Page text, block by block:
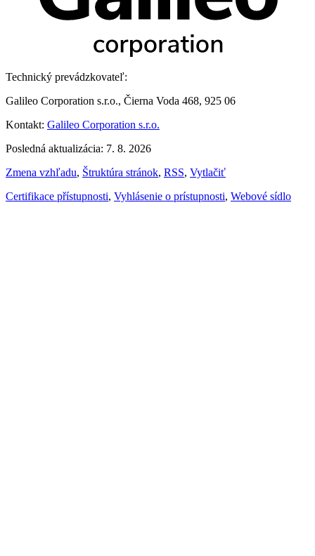
Technický prevádzkovateľ:
Galileo Corporation s.r.o., Čierna Voda 468, 925 06
Kontakt: Galileo Corporation s.r.o.
Posledná aktualizácia: 7. 8. 2026
Zmena vzhľadu, Štruktúra stránok, RSS, Vytlačiť
Certifikace přístupnosti, Vyhlásenie o prístupnosti, Webové sídlo